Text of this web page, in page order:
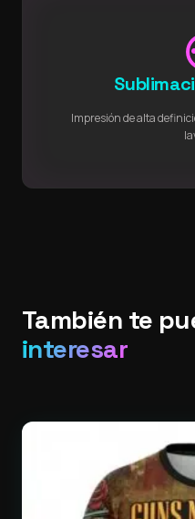
Impresión de alta
También te
interesar